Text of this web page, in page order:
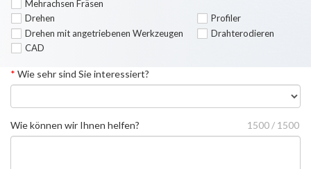
Mehrachsen Fräsen
Drehen
Drehen mit angetriebenen Werkzeugen
Profiler
Drahterodieren
CAD
* Wie sehr sind Sie interessiert?
Wie können wir Ihnen helfen? 1500 / 1500